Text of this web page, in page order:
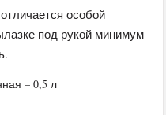
особой
под рукой минимум
– 0,5 л